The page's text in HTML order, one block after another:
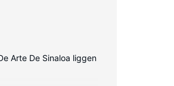
Arte De Sinaloa liggen